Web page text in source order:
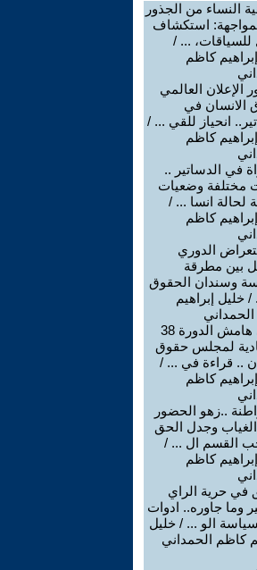
النساء من الجذور
استكشاف
... /
كاظم
الإعلان العالمي
الانسان في
انحياز للقي ... /
كاظم
في الدساتير ..
مختلفة وضعيات
لحالة انسا ... /
كاظم
الدوري
بين مطرقة
وسندان الحقوق
خليل إبراهيم
على هامش الدورة 38
لمجلس حقوق
.. قراءة في ... /
كاظم
..زهو الحضور
وجدل الحق
القسم ال ... /
كاظم
في حرية الراي
وما جاوره.. ادوات
الو ... / خليل
كاظم الحمداني